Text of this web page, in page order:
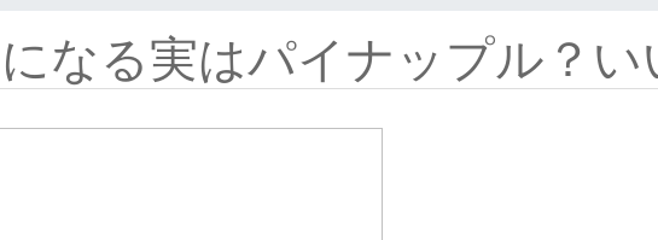
なる実はパイナップル？